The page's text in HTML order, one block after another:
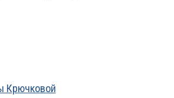
Крючковой